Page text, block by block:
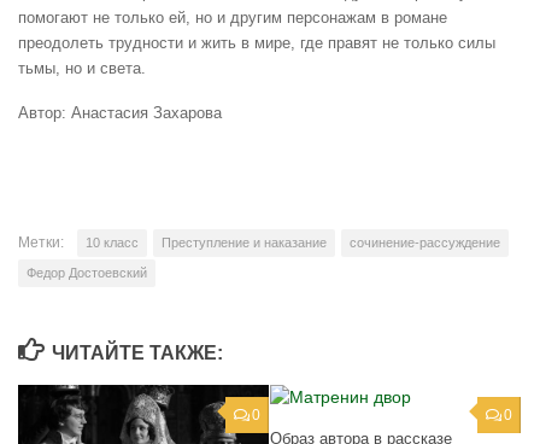
помогают не только ей, но и другим персонажам в романе
преодолеть трудности и жить в мире, где правят не только силы
тьмы, но и света.
Автор: Анастасия Захарова
Метки: 10 класс Преступление и наказание сочинение-рассуждение
Федор Достоевский
ЧИТАЙТЕ ТАКЖЕ:
0 0
Образ автора в рассказе